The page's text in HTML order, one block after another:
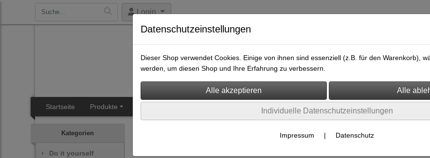
Login
Startseite Produkte Kontakt
Kategorien
› Do it yourself
Datenschutzeinstellungen
Dieser Shop verwendet Cookies. Einige von ihnen sind essenziell (z.B. für den Warenkorb),
werden, um diesen Shop und Ihre Erfahrung zu verbessern.
Individuelle Datenschutzeinstellungen
Impressum | Datenschutz